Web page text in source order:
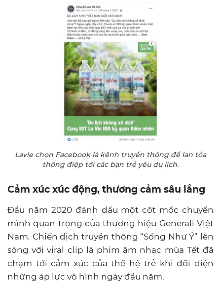
Lavie chọn Facebook là kênh truyền thông để lan tỏa
thông điệp tới các bạn trẻ yêu du lịch.
Cảm xúc xúc động, thương cảm sâu lắng
Đầu năm 2020 đánh dấu một cột mốc chuyển
mình quan trọng của thương hiệu Generali Việt
Nam. Chiến dịch truyền thông “Sống Như Ý” lên
sóng với viral clip là phim âm nhạc mùa Tết đã
chạm tới cảm xúc của thế hệ trẻ khi đối diện
những áp lực vô hình ngày đầu năm.